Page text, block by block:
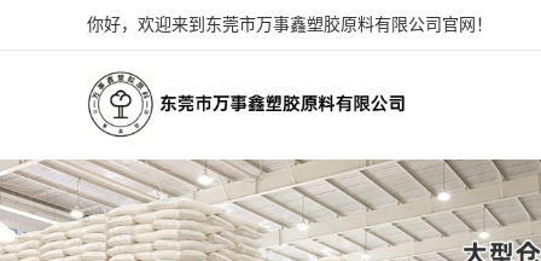
你好，欢迎来到东莞市万事鑫塑胶原料有限公司官网！